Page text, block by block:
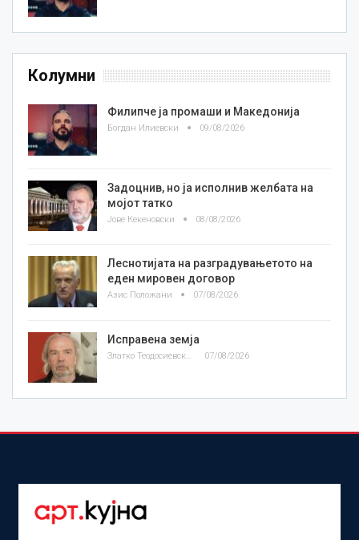
Колумни
Филипче ја промаши и Македонија
Богдан Илиевски 09/08/2026
Задоцнив, но ја исполнив желбата на
мојот татко
Јове Кекеновски 08/08/2026
Леснотијата на разградувањетото на
еден мировен договор
Азис Положани 07/08/2026
Исправена земја
Златко Теодосиевски 07/08/2026